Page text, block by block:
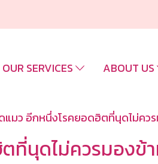
OUR SERVICES ABOUT US
แมว อีกหนึ่งโรคยอดฮิตที่นุดไม่คว
ที่นุดไม่ควรมองข้